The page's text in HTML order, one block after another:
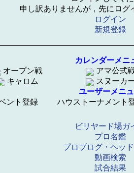
申し訳ありませんが，先にログ
ログイン
新規登録
カレンダーメニ
オープン戦 アマ公式
キャロム
スヌーカ
ユーザーメニ
ント登録
ハウストーナメント
ビリヤード場ガ
プロ名鑑
プロブログ・ヘッ
動画検索
試合結果